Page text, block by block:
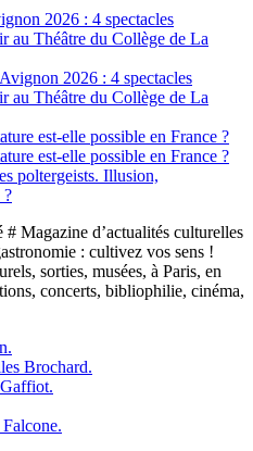
2026 : 4 spectacles
au Théâtre du Collège de La
2026 : 4 spectacles
au Théâtre du Collège de La
est-elle possible en France ?
est-elle possible en France ?
poltergeists. Illusion,
?
Magazine d’actualités culturelles
: cultivez vos sens !
sorties, musées, à Paris, en
concerts, bibliophilie, cinéma,
Brochard.